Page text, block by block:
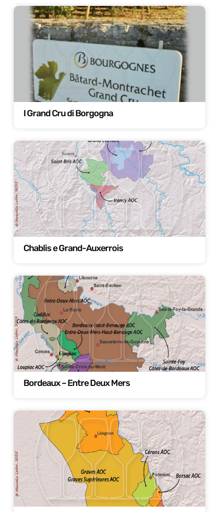
I Grand Cru di Borgogna
Chablis e Grand-Auxerrois
Bordeaux – Entre Deux Mers